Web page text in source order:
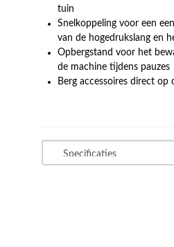
tuin
Snelkoppeling voor een
van de hogedrukslang en
Opbergstand voor het
de machine tijdens pauzes
Berg accessoires direct op